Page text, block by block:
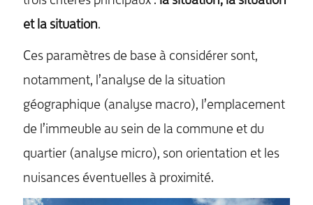
et la situation.
Ces paramètres de base à considérer sont,
notamment, l’analyse de la situation
géographique (analyse macro), l’emplacement
de l’immeuble au sein de la commune et du
quartier (analyse micro), son orientation et les
nuisances éventuelles à proximité.